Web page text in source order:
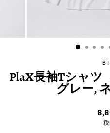
PlaX長袖Tシャツ
グレー,
通
常税